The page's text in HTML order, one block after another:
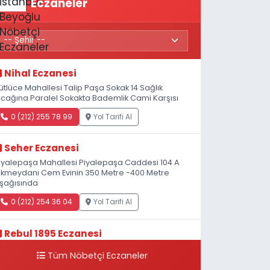
Nihal Eczanesi
Mahallesi Talip Paşa Sokak 14 Sağlık
Paralel Sokakta Bademlik Cami Karşısı
0 (212) 255 78 99 Yol Tarifi Al
Seher Eczanesi
Mahallesi Piyalepaşa Caddesi 104 A
Cem Evinin 350 Metre -400 Metre
0 (212) 254 36 04 Yol Tarifi Al
Rebul 1895 Eczanesi
Sokak, 3B Akbank Sanat karşısı, Fransız
Tüm Nöbetçi Eczaneler